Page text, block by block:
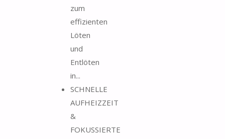
zum
effizienten
Löten
und
Entlöten
in...
SCHNELLE
AUFHEIZZEIT
&
FOKUSSIERTE